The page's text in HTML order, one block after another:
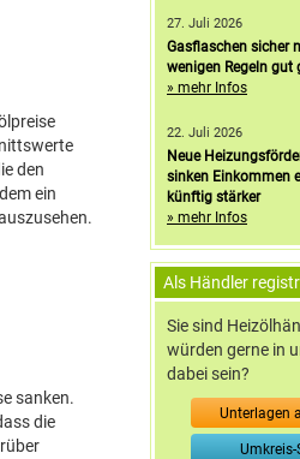
den
ein
sanken.
die
27. Juli 2026
Gasflaschen sicher
wenigen Regeln gut
» mehr Infos
22. Juli 2026
Neue
sinken Einkommen
künftig stärker
» mehr Infos
Als Händler
Sie sind
würden gerne in
dabei sein?
Unterlagen
Umkreis-